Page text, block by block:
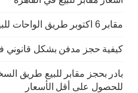
مقابر 6 اكتوبر طريق الواحات للبيع بتسهيلات في السداد
كيفية حجز مدفن بشكل قانوني
بادر بحجز مقابر للبيع طريق
للحصول على أقل الأسعار